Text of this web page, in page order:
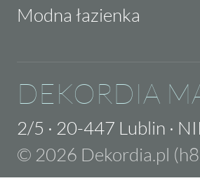
Modna łazienka
DEKORDIA
2/5 · 20-447 Lublin ·
© 2026 Dekordia.pl